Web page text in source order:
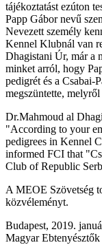
tájékoztatást ezúton
Papp Gábor nevű
Nevezett személy
Kennel Klubnál van
Dhagistani Úr, már a
minket arról, hogy
pedigrét és a Csabai-
megszüntette,
Dr.Mahmoud al
"According to your
pedigrees in Kennel
informed FCI that
Club of Republic
A MEOE Szövetség
közvéleményt.
Budapest, 2019.
Magyar